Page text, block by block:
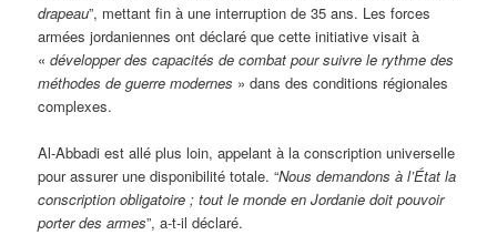
drapeau”, mettant fin à une interruption de 35 ans. Les forces
armées jordaniennes ont déclaré que cette initiative visait à
«développer des capacités de combat pour suivre le rythme des
méthodes de guerre modernes » dans des conditions régionales
complexes.
Al-Abbadi est allé plus loin, appelant à la conscription universelle
pour assurer une disponibilité totale. “Nous demandons à l’État la
conscription obligatoire ; tout le monde en Jordanie doit pouvoir
porter des armes”, a-t-il déclaré.